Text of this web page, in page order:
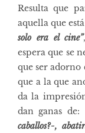
Resulta que
aquella que
solo era el cine”
espera que se
que ser
que a la que
da la
dan ganas de:
caballos?-,